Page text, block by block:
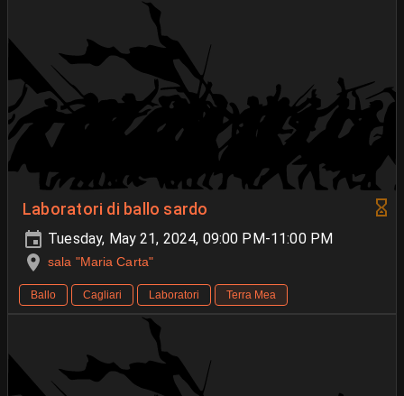
Laboratori di ballo sardo
Tuesday, May 21, 2024, 09:00 PM-11:00 PM
sala "Maria Carta"
Ballo Cagliari Laboratori Terra Mea